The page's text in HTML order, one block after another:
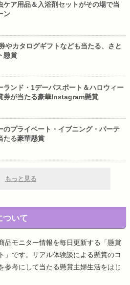
ケア用品＆入浴剤セットがその場で当
ン
やカタログギフトなども当たる、さと
懸賞
ランド・1デーパスポート＆ハロウィー
券が当たる豪華Instagram懸賞
のプライベート・イブニング・パーテ
たる豪華懸賞
もっと見る
ついて
品モニター情報を毎日更新する「懸賞
」です。リアル体験談による懸賞のコ
参考にして当たる懸賞主婦生活をはじ